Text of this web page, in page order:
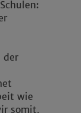
der
wie
somit,